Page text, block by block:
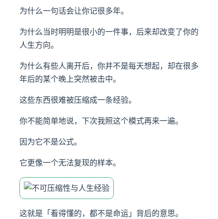
为什么一句话会让你记很多年。
为什么当时明明是很小的一件事，后来却改变了你的
人生方向。
为什么有些人离开后，你并不是每天想起，却在很多
年后的某个晚上突然被击中。
这些东西很难被压缩成一条经验。
你不能简单地说，下次我照这个模式再来一遍。
因为它不是公式。
它更像一个无法复现的样本。
这就是「看得懂的，都不是命运」背后的意思。